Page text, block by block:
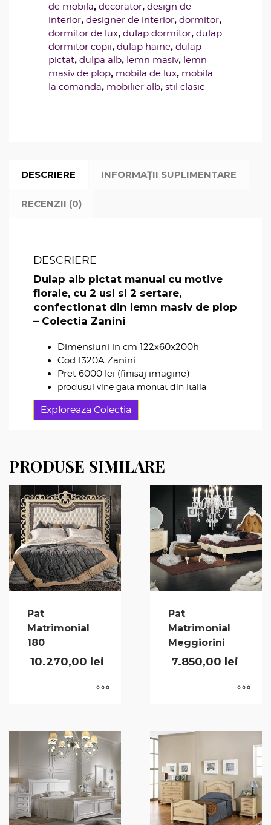
de mobila, decorator, design de
interior, designer de interior, dormitor,
dormitor de lux, dulap dormitor, dulap
dormitor copii, dulap haine, dulap
pictat, dulpa alb, lemn masiv, lemn
masiv de plop, mobila de lux, mobila
la comanda, mobilier alb, stil clasic
DESCRIERE INFORMAȚII SUPLIMENTARE
RECENZII (0)
DESCRIERE
Dulap alb pictat manual cu motive
florale, cu 2 usi si 2 sertare,
confectionat din lemn masiv de plop
– Colectia Zanini
Dimensiuni in cm 122x60x200h
Cod 1320A Zanini
Pret 6000 lei (finisaj imagine)
produsul vine gata montat din Italia
Exploreaza Colectia
PRODUSE SIMILARE
Pat
Matrimonial
180
10.270,00 lei
Pat
Matrimonial
Meggiorini
7.850,00 lei